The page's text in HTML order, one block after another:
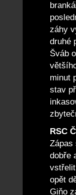
záhy
druhé
Šváb
minut
stav
RSC
Zápas
dobře
opět
Giňo